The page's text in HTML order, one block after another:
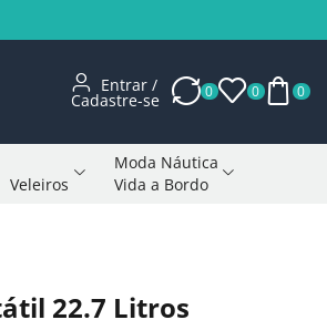
Entrar /
Cadastre-se 0 0 0
Veleiros
Moda Náutica
Vida a Bordo
22.7 Litros